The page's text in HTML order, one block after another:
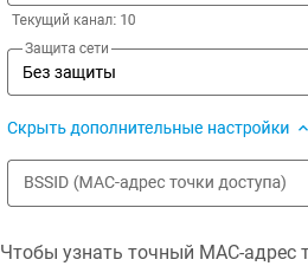
Чтобы узнать точный MAC-адрес